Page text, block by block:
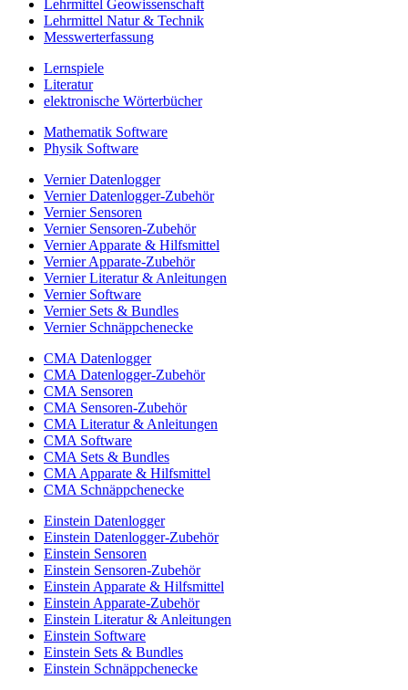
Lehrmittel Geowissenschaft
Lehrmittel Natur & Technik
Messwerterfassung
Lernspiele
Literatur
elektronische Wörterbücher
Mathematik Software
Physik Software
Vernier Datenlogger
Vernier Datenlogger-Zubehör
Vernier Sensoren
Vernier Sensoren-Zubehör
Vernier Apparate & Hilfsmittel
Vernier Apparate-Zubehör
Vernier Literatur & Anleitungen
Vernier Software
Vernier Sets & Bundles
Vernier Schnäppchenecke
CMA Datenlogger
CMA Datenlogger-Zubehör
CMA Sensoren
CMA Sensoren-Zubehör
CMA Literatur & Anleitungen
CMA Software
CMA Sets & Bundles
CMA Apparate & Hilfsmittel
CMA Schnäppchenecke
Einstein Datenlogger
Einstein Datenlogger-Zubehör
Einstein Sensoren
Einstein Sensoren-Zubehör
Einstein Apparate & Hilfsmittel
Einstein Apparate-Zubehör
Einstein Literatur & Anleitungen
Einstein Software
Einstein Sets & Bundles
Einstein Schnäppchenecke